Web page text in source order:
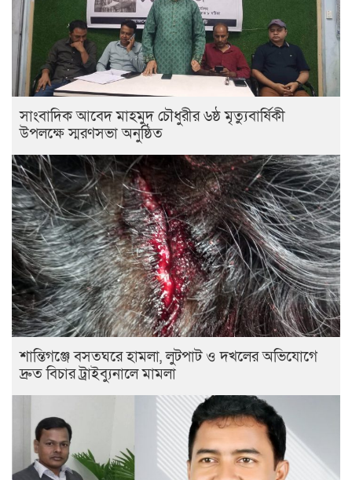
সাংবাদিক আবেদ মাহমুদ চৌধুরীর ৬ষ্ঠ মৃত্যুবার্ষিকী
উপলক্ষে স্মরণসভা অনুষ্ঠিত
শান্তিগঞ্জে বসতঘরে হামলা, লুটপাট ও দখলের অভিযোগে
দ্রুত বিচার ট্রাইব্যুনালে মামলা